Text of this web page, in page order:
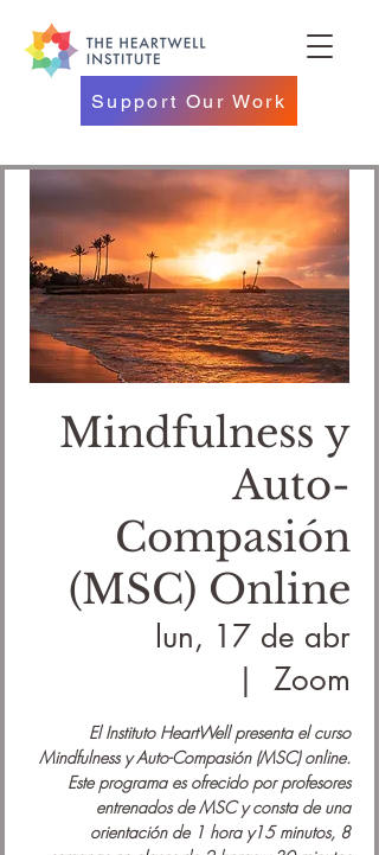
Support Our Work
Mindfulness y
Auto-
Compasión
(MSC) Online
lun, 17 de abr
  |
Zoom
El Instituto HeartWell presenta el curso
Mindfulness y Auto-Compasión (MSC) online.
Este programa es ofrecido por profesores
entrenados de MSC y consta de una
orientación de 1 hora y15 minutos, 8